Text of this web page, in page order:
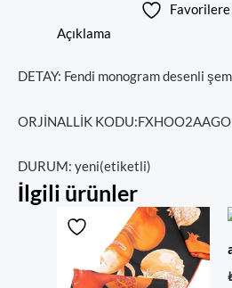
Açıklama
DETAY: Fendi monogram desenli
ORJİNALLİK
DURUM: yeni(etiketli)
İlgili ürünler